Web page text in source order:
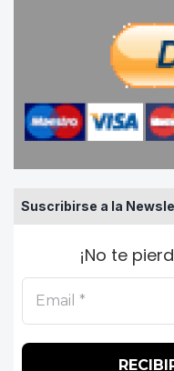
Suscribirse a la
¡No te